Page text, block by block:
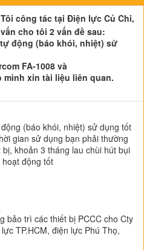
công tác tại Điện lực Củ Chi,
cho tôi 2 vấn đề sau:
động (báo khói, nhiệt) sử
FA-1008 và
mình xin tài liệu liên quan.
(báo khói, nhiệt) sử dụng tốt
gian sử dụng bạn phải thường
khoản 3 tháng lau chùi hút bụi
động tốt
bảo trì các thiết bị PCCC cho Cty
TP.HCM, điện lực Phú Thọ,